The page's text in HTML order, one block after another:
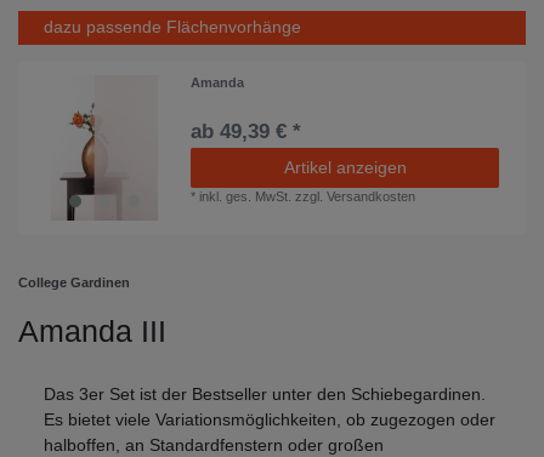
dazu passende Flächenvorhänge
Amanda
ab 49,39 € *
Artikel anzeigen
* inkl. ges. MwSt. zzgl.Versandkosten
College Gardinen
Amanda III
Das 3er Set ist der Bestseller unter den Schiebegardinen.
Es bietet viele Variationsmöglichkeiten, ob zugezogen oder
halboffen, an Standardfenstern oder großen